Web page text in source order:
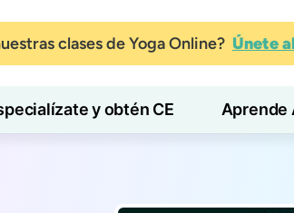
clases de Yoga Online? Únete
y obtén CE Aprende